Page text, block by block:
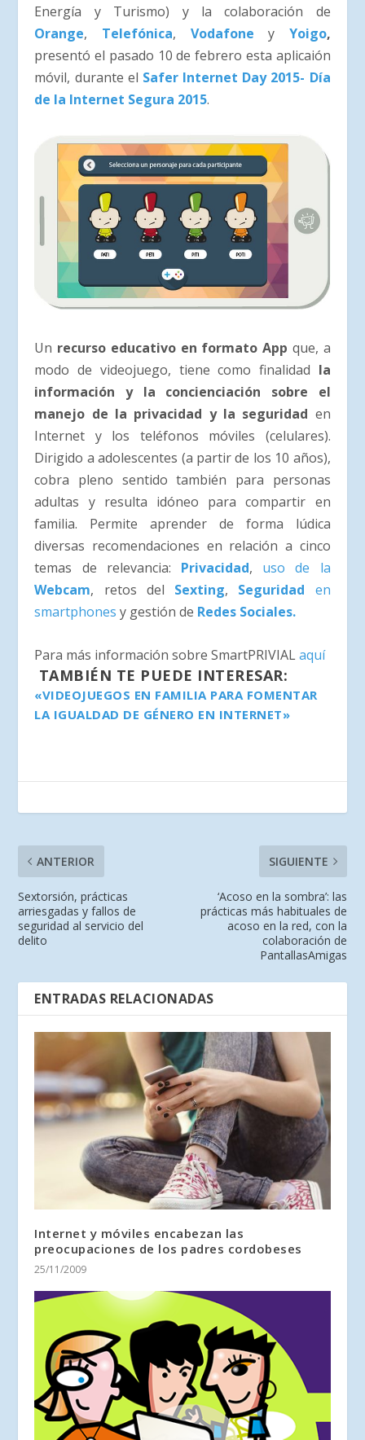
Energía y Turismo) y la colaboración de
Orange, Telefónica, Vodafone y Yoigo,
presentó el pasado 10 de febrero esta aplicaión
móvil, durante el Safer Internet Day 2015- Día
de la Internet Segura 2015.
Un recurso educativo en formato App que, a
modo de videojuego, tiene como finalidad la
información y la concienciación sobre el
manejo de la privacidad y la seguridad en
Internet y los teléfonos móviles (celulares).
Dirigido a adolescentes (a partir de los 10 años),
cobra pleno sentido también para personas
adultas y resulta idóneo para compartir en
familia. Permite aprender de forma lúdica
diversas recomendaciones en relación a cinco
temas de relevancia: Privacidad, uso de la
Webcam, retos del Sexting, Seguridad en
smartphones y gestión de Redes Sociales.
Para más información sobre SmartPRIVIALaquí
TAMBIÉN TE PUEDE INTERESAR:
«VIDEOJUEGOS EN FAMILIA PARA FOMENTAR
LA IGUALDAD DE GÉNERO EN INTERNET»
ANTERIOR
Sextorsión, prácticas
arriesgadas y fallos de
seguridad al servicio del
delito
SIGUIENTE
‘Acoso en la sombra’: las
prácticas más habituales de
acoso en la red, con la
colaboración de
PantallasAmigas
ENTRADAS RELACIONADAS
Internet y móviles encabezan las
preocupaciones de los padres cordobeses
25/11/2009